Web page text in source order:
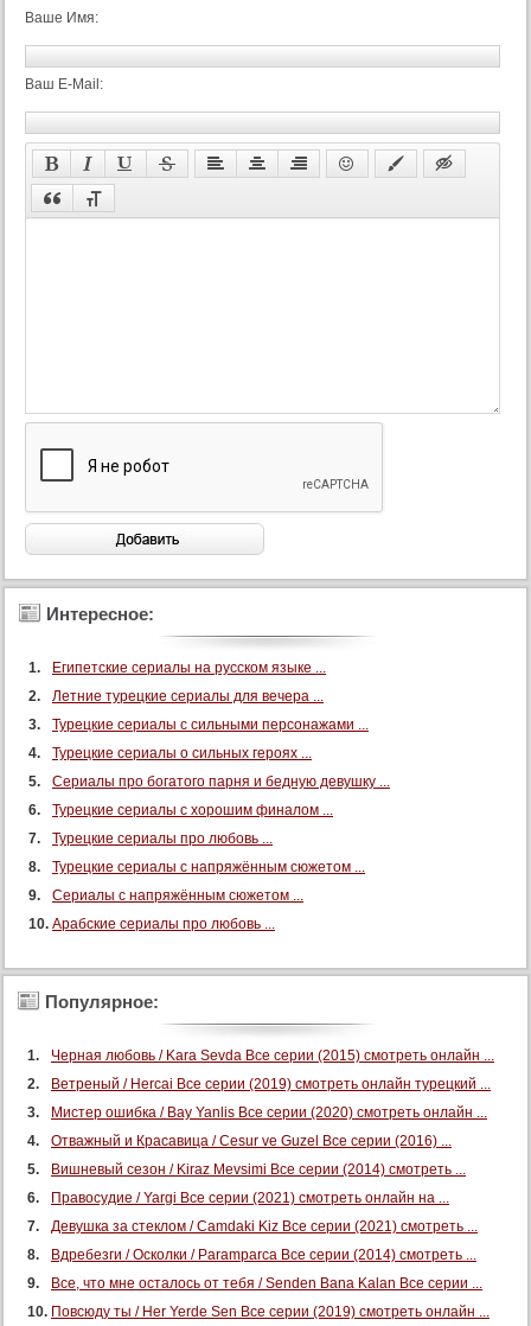
70 серия
72 серия
74 серия
75 серия
Ваше Имя:
Ваш E-Mail:
Интересное:
Египетские сериалы на русском языке ...
Летние турецкие сериалы для вечера ...
Турецкие сериалы с сильными персонажами ...
Турецкие сериалы о сильных героях ...
Сериалы про богатого парня и бедную девушку ...
Турецкие сериалы с хорошим финалом ...
Турецкие сериалы про любовь ...
Турецкие сериалы с напряжённым сюжетом ...
Сериалы с напряжённым сюжетом ...
Арабские сериалы про любовь ...
Популярное:
Черная любовь / Kara Sevda Все серии (2015) смотреть онлайн ...
Ветреный / Hercai Все серии (2019) смотреть онлайн турецкий ...
Мистер ошибка / Bay Yanlis Все серии (2020) смотреть онлайн ...
Отважный и Красавица / Cesur ve Guzel Все серии (2016) ...
Вишневый сезон / Kiraz Mevsimi Все серии (2014) смотреть ...
Правосудие / Yargi Все серии (2021) смотреть онлайн на ...
Девушка за стеклом / Camdaki Kiz Все серии (2021) смотреть ...
Вдребезги / Осколки / Paramparca Все серии (2014) смотреть ...
Все, что мне осталось от тебя / Senden Bana Kalan Все серии ...
Повсюду ты / Her Yerde Sen Все серии (2019) смотреть онлайн ...